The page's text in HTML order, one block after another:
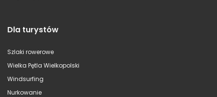
Dla turystów
Szlaki rowerowe
Wielka Pętla Wielkopolski
Windsurfing
Nurkowanie